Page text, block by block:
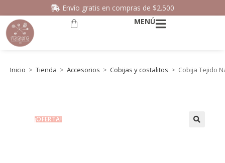
Envío gratis en compras de $2.500
MENÚ
Inicio > Tienda > Accesorios > Cobijas y costalitos > Cobija Tejido
¡OFERTA!